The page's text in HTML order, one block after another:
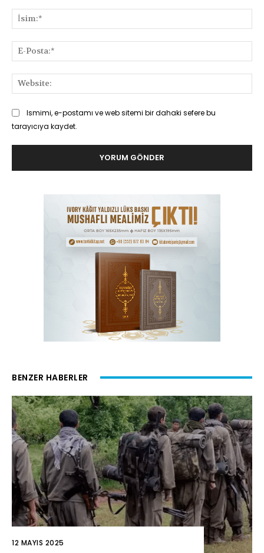
Ismimi, e-postamı ve web sitemi bir dahaki sefere bu
tarayıcıya kaydet.
BENZER HABERLER
12 MAYIS 2025